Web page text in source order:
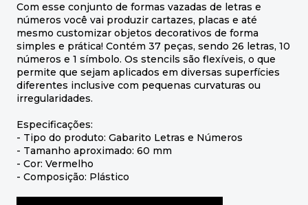
Com esse conjunto de formas vazadas de letras e
números você vai produzir cartazes, placas e até
mesmo customizar objetos decorativos de forma
simples e prática! Contém 37 peças, sendo 26 letras, 10
números e 1 símbolo. Os stencils são flexíveis, o que
permite que sejam aplicados em diversas superfícies
diferentes inclusive com pequenas curvaturas ou
irregularidades.
Especificações:
- Tipo do produto: Gabarito Letras e Números
- Tamanho aproximado: 60 mm
- Cor: Vermelho
- Composição: Plástico